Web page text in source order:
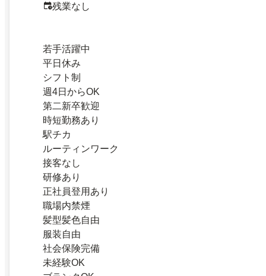
残業なし
若手活躍中
平日休み
シフト制
週4日からOK
第二新卒歓迎
時短勤務あり
駅チカ
ルーティンワーク
接客なし
研修あり
正社員登用あり
職場内禁煙
髪型髪色自由
服装自由
社会保険完備
未経験OK